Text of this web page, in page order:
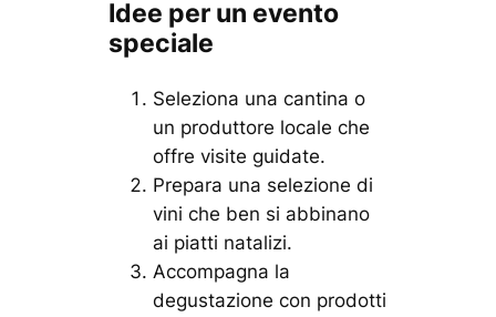
Idee per un evento
speciale
Seleziona una cantina o
un produttore locale che
offre visite guidate.
Prepara una selezione di
vini che ben si abbinano
ai piatti natalizi.
Accompagna la
degustazione con prodotti